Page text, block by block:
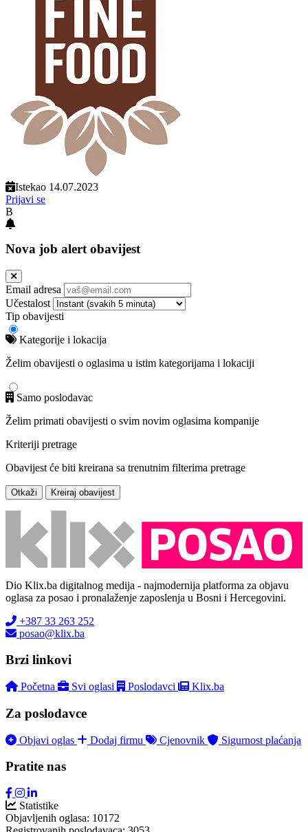
Istekao 14.07.2023
Prijavi se
B
Nova job alert obavijest
Email adresa
Učestalost
Tip obavijesti
Kategorije i lokacija
Želim obavijesti o oglasima u istim kategorijama i lokaciji
Samo poslodavac
Želim primati obavijesti o svim novim oglasima kompanije
Kriteriji pretrage
Obavijest će biti kreirana sa trenutnim filterima pretrage
Otkaži Kreiraj obavijest
Dio Klix.ba digitalnog medija - najmodernija platforma za objavu
oglasa za posao i pronalaženje zaposlenja u Bosni i Hercegovini.
+387 33 263 252
posao@klix.ba
Brzi linkovi
Početna Svi oglasi Poslodavci Klix.ba
Za poslodavce
Objavi oglas Dodaj firmu Cjenovnik Sigurnost plaćanja
Pratite nas
Statistike
Objavljenih oglasa: 10172